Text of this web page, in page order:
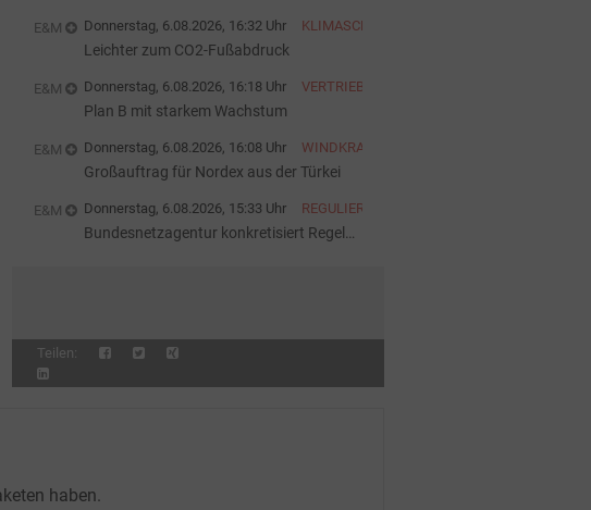
E&M Donnerstag, 6.08.2026, 16:32 Uhr KLIMASCHUTZ
Leichter zum CO2-Fußabdruck
E&M Donnerstag, 6.08.2026, 16:18 Uhr VERTRIEB
Plan B mit starkem Wachstum
E&M Donnerstag, 6.08.2026, 16:08 Uhr WINDKRAFT
Großauftrag für Nordex aus der Türkei
E&M Donnerstag, 6.08.2026, 15:33 Uhr REGULIERUNG
Bundesnetzagentur konkretisiert Regeln
Teilen:
haben.